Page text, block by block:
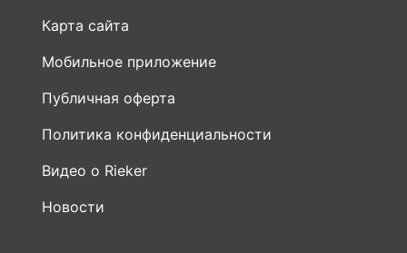
Карта сайта
Мобильное приложение
Публичная оферта
Политика конфиденциальности
Видео о Rieker
Новости